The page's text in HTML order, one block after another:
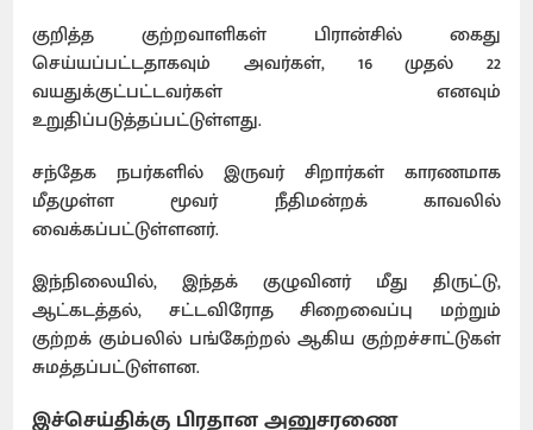
குறித்த குற்றவாளிகள் பிரான்சில் கைது
செய்யப்பட்டதாகவும் அவர்கள், 16 முதல் 22
வயதுக்குட்பட்டவர்கள் எனவும்
உறுதிப்படுத்தப்பட்டுள்ளது.
சந்தேக நபர்களில் இருவர் சிறார்கள் காரணமாக
மீதமுள்ள மூவர் நீதிமன்றக் காவலில்
வைக்கப்பட்டுள்ளனர்.
இந்நிலையில், இந்தக் குழுவினர் மீது திருட்டு,
ஆட்கடத்தல், சட்டவிரோத சிறைவைப்பு மற்றும்
குற்றக் கும்பலில் பங்கேற்றல் ஆகிய குற்றச்சாட்டுகள்
சுமத்தப்பட்டுள்ளன.
இச்செய்திக்கு பிரதான அனுசரணை